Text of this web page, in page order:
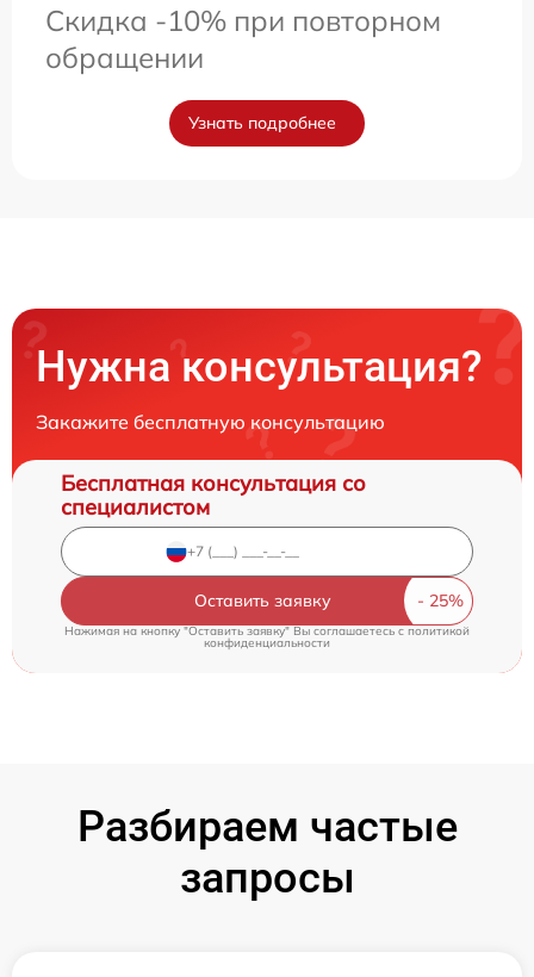
Скидка -10% при повторном
обращении
Узнать подробнее
Нужна консультация?
Закажите бесплатную консультацию
Бесплатная консультация со
специалистом
Оставить заявку
Нажимая на кнопку "Оставить заявку" Вы соглашаетесь cполитикой
конфиденциальности
Разбираем частые
запросы